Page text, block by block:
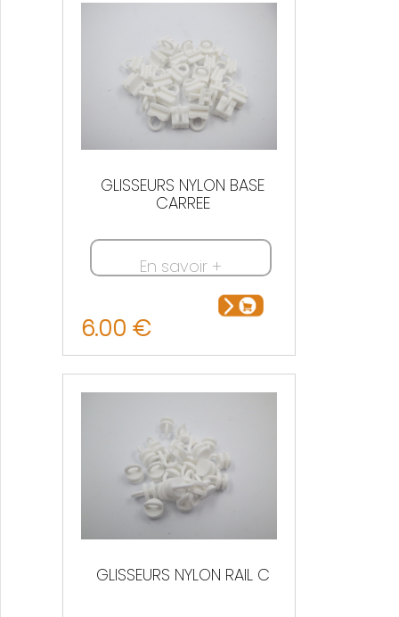
GLISSEURS NYLON BASE
CARREE
En savoir +
6.00 €
GLISSEURS NYLON RAIL C